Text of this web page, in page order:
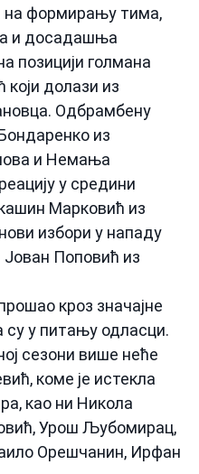
на формирању тима,
и досадашња
позицији голмана
који долази из
Одбрамбену
из
и Немања
у средини
Марковић из
избори у нападу
Поповић из
кроз значајне
у питању одласци.
сезони више неће
коме је истекла
као ни Никола
Урош Љубомирац,
Орешчанин, Ирфан